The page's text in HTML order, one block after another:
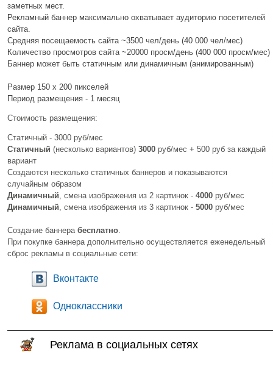
заметных мест.
Рекламный баннер максимально охватывает аудиторию посетителей
сайта.
Средняя посещаемость сайта ~3500 чел/день (40 000 чел/мес)
Количество просмотров сайта ~20000 просм/день (400 000 просм/мес)
Баннер может быть статичным или динамичным (анимированным)
Размер 150 х 200 пикселей
Период размещения - 1 месяц
Стоимость размещения:
Статичный - 3000 руб/мес
Статичный (несколько вариантов) 3000 руб/мес + 500 руб за каждый
вариант
Создаются несколько статичных баннеров и показываются
случайным образом
Динамичный, смена изображения из 2 картинок - 4000 руб/мес
Динамичный, смена изображения из 3 картинок - 5000 руб/мес
Создание баннера бесплатно.
При покупке баннера дополнительно осуществляется еженедельный
сброс рекламы в социальные сети:
Вконтакте
Одноклассники
Реклама в социальных сетях